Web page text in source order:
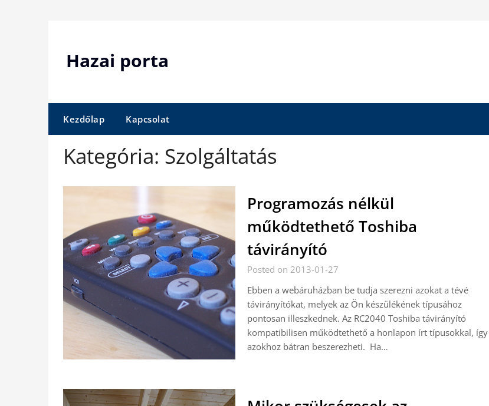
Hazai porta
Kezdőlap Kapcsolat
Kategória: Szolgáltatás
Programozás nélkül
működtethető Toshiba
távirányító
Posted on 2013-01-27
Ebben a webáruházban be tudja szerezni azokat a tévé
távirányítókat, melyek az Ön készülékének típusához
pontosan illeszkednek. Az RC2040 Toshiba távirányító
kompatibilisen működtethető a honlapon írt típusokkal, így
azokhoz bátran beszerezheti. Ha…